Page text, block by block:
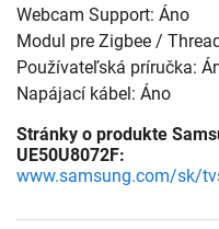
Webcam Support: Áno
Modul pre Zigbee /
Používateľská príručka:
Napájací kábel: Áno
Stránky o produkte
UE50U8072F: